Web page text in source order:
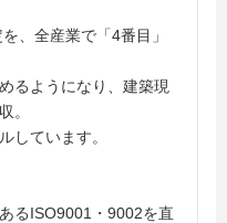
、全産業で「4番目」
るようになり、建築現
。
しています。
るISO9001・9002を直